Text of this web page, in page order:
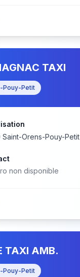
TAXI
Pouy-Petit
Saint-Orens-Pouy-Petit
non disponible
TAXI AMB.
Pouy-Petit